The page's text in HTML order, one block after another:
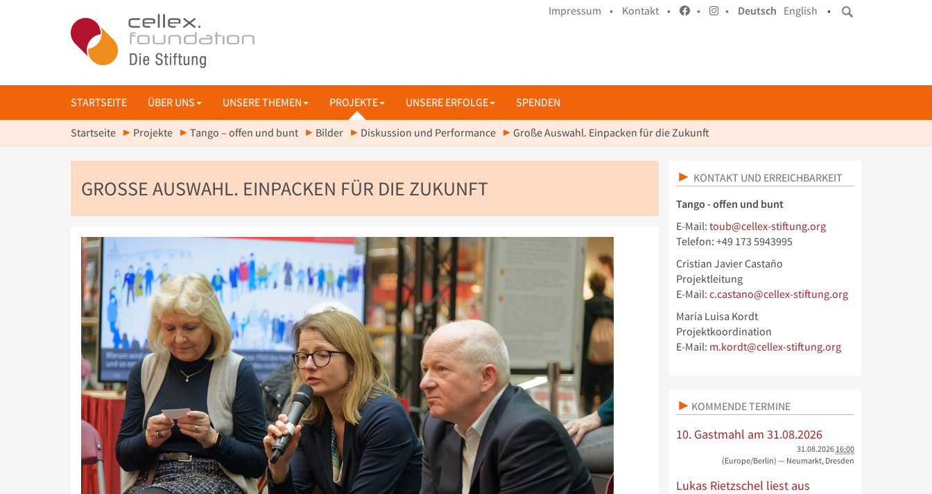
Impressum • Kontakt • • • Deutsch English •
STARTSEITE ÜBER UNS UNSERE THEMEN PROJEKTE UNSERE ERFOLGE SPENDEN
Startseite Projekte Tango – offen und bunt Bilder Diskussion und Performance Große Auswahl. Einpacken für die Zukunft
GROSSE AUSWAHL. EINPACKEN FÜR DIE ZUKUNFT KONTAKT UND ERREICHBARKEIT
Tango - offen und bunt
E-Mail: toub@cellex-stiftung.org
Telefon: +49 173 5943995
Cristian Javier Castaño
Projektleitung
E-Mail: c.castano@cellex-stiftung.org
María Luisa Kordt
Projektkoordination
E-Mail: m.kordt@cellex-stiftung.org
KOMMENDE TERMINE
10. Gastmahl am 31.08.2026
31.08.2026 16:00
(Europe/Berlin) — Neumarkt, Dresden
Lukas Rietzschel liest aus